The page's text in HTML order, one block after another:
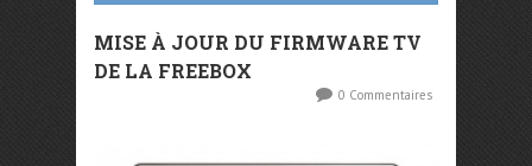
MISE À JOUR DU FIRMWARE TV
DE LA FREEBOX
0 Commentaires